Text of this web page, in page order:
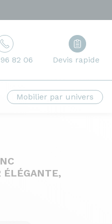
82 06 Devis rapide
Mobilier par univers
ÉLÉGANTE,